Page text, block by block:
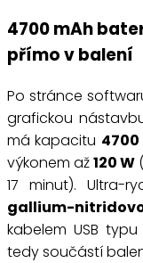
4700 mAh
přímo v balení
Po stránce
grafickou
má kapacitu
výkonem až120 W
17 minut). Ultra-
gallium-
kabelem USB
tedy součástí